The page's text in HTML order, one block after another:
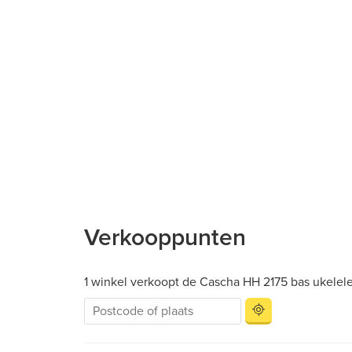
Verkooppunten
1 winkel verkoopt de Cascha HH 2175 bas